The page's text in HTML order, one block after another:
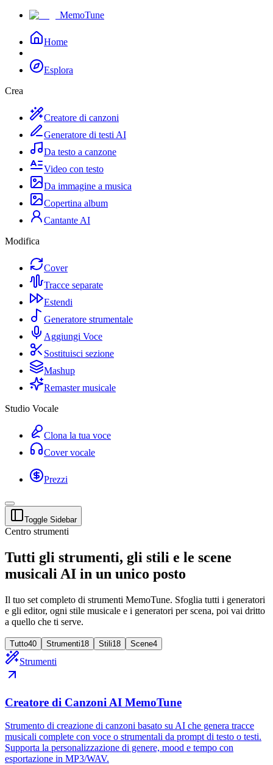
MemoTune
Home
Esplora
Crea
Creatore di canzoni
Generatore di testi AI
Da testo a canzone
Video con testo
Da immagine a musica
Copertina album
Cantante AI
Modifica
Cover
Tracce separate
Estendi
Generatore strumentale
Aggiungi Voce
Sostituisci sezione
Mashup
Remaster musicale
Studio Vocale
Clona la tua voce
Cover vocale
Prezzi
Toggle Sidebar
Centro strumenti
Tutti gli strumenti, gli stili e le scene
musicali AI in un unico posto
Il tuo set completo di strumenti MemoTune. Sfoglia tutti i generatori
e gli editor, ogni stile musicale e i generatori per scena, poi vai dritto
a quello che ti serve.
Tutto40 Strumenti18 Stili18 Scene4
Strumenti
Creatore di Canzoni AI MemoTune
Strumento di creazione di canzoni basato su AI che genera tracce
musicali complete con voce o strumentali da prompt di testo o testi.
Supporta la personalizzazione di genere, mood e tempo con
esportazione in MP3/WAV.